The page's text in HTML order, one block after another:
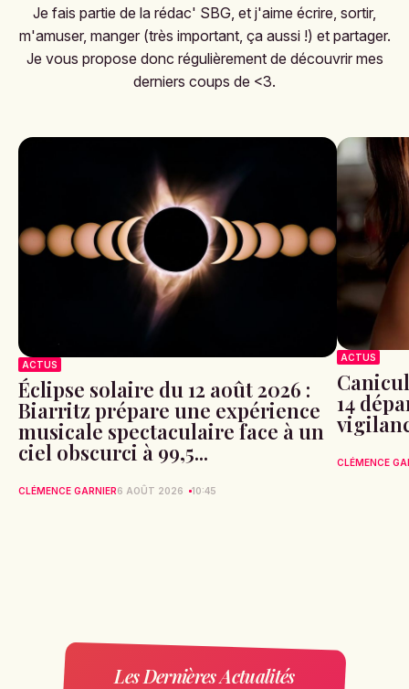
Je fais partie de la rédac' SBG, et j'aime écrire, sortir,
m'amuser, manger (très important, ça aussi !) et partager.
Je vous propose donc régulièrement de découvrir mes
derniers coups de <3.
ACTUS
Éclipse solaire du 12 août 2026 :
Biarritz prépare une expérience
musicale spectaculaire face à un
ciel obscurci à 99,5...
CLÉMENCE GARNIER6 AOÛT 2026 10:45
ACTUS
14
CLÉMENCE
Les Dernières Actualités